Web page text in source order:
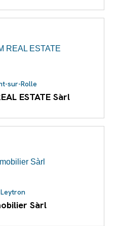
sur-Rolle
ESTATE Sàrl
Sàrl